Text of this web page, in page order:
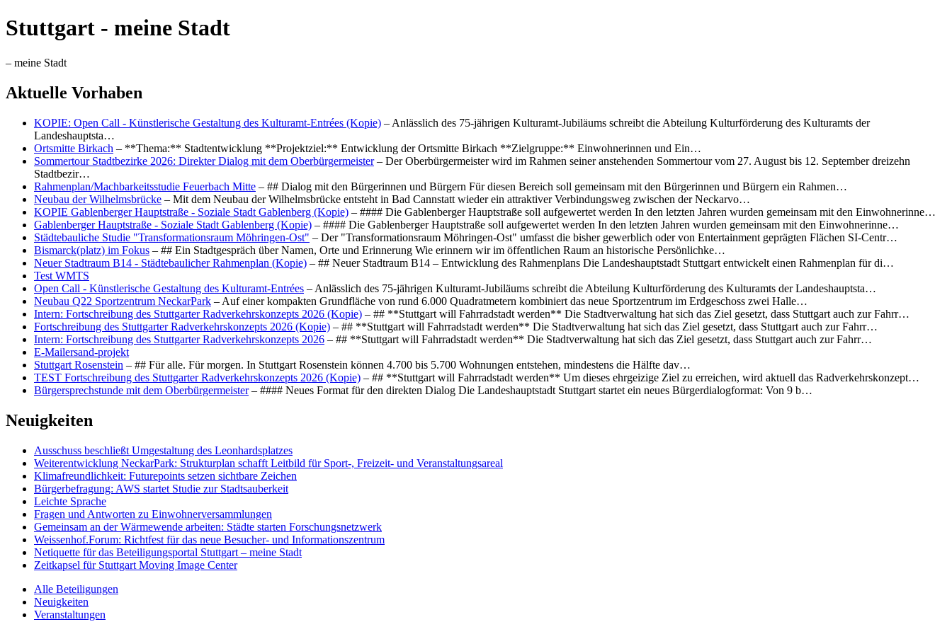
Stuttgart - meine Stadt
– meine Stadt
Aktuelle Vorhaben
KOPIE: Open Call - Künstlerische Gestaltung des Kulturamt-Entrées (Kopie) – Anlässlich des 75-jährigen Kulturamt-Jubiläums schreibt die Abteilung Kulturförderung des Kulturamts der
Landeshauptsta…
Ortsmitte Birkach – **Thema:** Stadtentwicklung **Projektziel:** Entwicklung der Ortsmitte Birkach **Zielgruppe:** Einwohnerinnen und Ein…
Sommertour Stadtbezirke 2026: Direkter Dialog mit dem Oberbürgermeister– Der Oberbürgermeister wird im Rahmen seiner anstehenden Sommertour vom 27. August bis 12. September dreizehn
Stadtbezir…
Rahmenplan/Machbarkeitsstudie Feuerbach Mitte – ## Dialog mit den Bürgerinnen und Bürgern Für diesen Bereich soll gemeinsam mit den Bürgerinnen und Bürgern ein Rahmen…
Neubau der Wilhelmsbrücke – Mit dem Neubau der Wilhelmsbrücke entsteht in Bad Cannstatt wieder ein attraktiver Verbindungsweg zwischen der Neckarvo…
KOPIE Gablenberger Hauptstraße - Soziale Stadt Gablenberg (Kopie) – #### Die Gablenberger Hauptstraße soll aufgewertet werden In den letzten Jahren wurden gemeinsam mit den Einwohnerinne…
Gablenberger Hauptstraße - Soziale Stadt Gablenberg (Kopie) – #### Die Gablenberger Hauptstraße soll aufgewertet werden In den letzten Jahren wurden gemeinsam mit den Einwohnerinne…
Städtebauliche Studie "Transformationsraum Möhringen-Ost" – Der "Transformationsraum Möhringen-Ost" umfasst die bisher gewerblich oder von Entertainment geprägten Flächen SI-Centr…
Bismarck(platz) im Fokus – ## Ein Stadtgespräch über Namen, Orte und Erinnerung Wie erinnern wir im öffentlichen Raum an historische Persönlichke…
Neuer Stadtraum B14 - Städtebaulicher Rahmenplan (Kopie) – ## Neuer Stadtraum B14 – Entwicklung des Rahmenplans Die Landeshauptstadt Stuttgart entwickelt einen Rahmenplan für di…
Test WMTS
Open Call - Künstlerische Gestaltung des Kulturamt-Entrées – Anlässlich des 75-jährigen Kulturamt-Jubiläums schreibt die Abteilung Kulturförderung des Kulturamts der Landeshauptsta…
Neubau Q22 Sportzentrum NeckarPark – Auf einer kompakten Grundfläche von rund 6.000 Quadratmetern kombiniert das neue Sportzentrum im Erdgeschoss zwei Halle…
Intern: Fortschreibung des Stuttgarter Radverkehrskonzepts 2026 (Kopie) – ## **Stuttgart will Fahrradstadt werden** Die Stadtverwaltung hat sich das Ziel gesetzt, dass Stuttgart auch zur Fahrr…
Fortschreibung des Stuttgarter Radverkehrskonzepts 2026 (Kopie) – ## **Stuttgart will Fahrradstadt werden** Die Stadtverwaltung hat sich das Ziel gesetzt, dass Stuttgart auch zur Fahrr…
Intern: Fortschreibung des Stuttgarter Radverkehrskonzepts 2026 – ## **Stuttgart will Fahrradstadt werden** Die Stadtverwaltung hat sich das Ziel gesetzt, dass Stuttgart auch zur Fahrr…
E-Mailersand-projekt
Stuttgart Rosenstein – ## Für alle. Für morgen. In Stuttgart Rosenstein können 4.700 bis 5.700 Wohnungen entstehen, mindestens die Hälfte dav…
TEST Fortschreibung des Stuttgarter Radverkehrskonzepts 2026 (Kopie) – ## **Stuttgart will Fahrradstadt werden** Um dieses ehrgeizige Ziel zu erreichen, wird aktuell das Radverkehrskonzept…
Bürgersprechstunde mit dem Oberbürgermeister– #### Neues Format für den direkten Dialog Die Landeshauptstadt Stuttgart startet ein neues Bürgerdialogformat: Von 9 b…
Neuigkeiten
Ausschuss beschließt Umgestaltung des Leonhards­platzes
Weiterentwicklung NeckarPark: Strukturplan schafft Leitbild für Sport-, Freizeit- und Veranstaltungsareal
Klimafreundlichkeit: Futurepoints setzen sichtbare Zeichen
Bürgerbefragung: AWS startet Studie zur Stadtsauberkeit
Leichte Sprache
Fragen und Antworten zu Einwohnerversammlungen
Gemeinsam an der Wärmewende arbeiten: Städte starten Forschungsnetzwerk
Weissenhof.Forum: Richtfest für das neue Besucher- und Informationszentrum
Netiquette für das Beteiligungsportal Stuttgart – meine Stadt
Zeitkapsel für Stuttgart Moving Image Center
Alle Beteiligungen
Neuigkeiten
Veranstaltungen